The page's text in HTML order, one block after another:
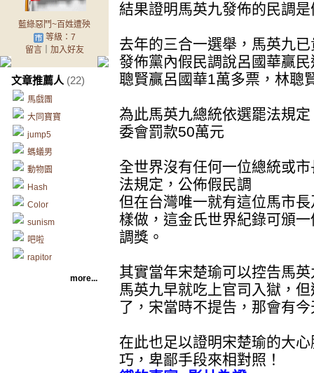
藍綠惡鬥~百姓遭殃
等級：7
留言｜ 加入好友
文章推薦人 (22)
馬戲團
大同寶寶
jump5
螞蟻男
動物園
Hash
Color
sunism
吧啦
rapitor
more...
結果證明馬英九發佈的民調是
去年的三合一選舉，馬英九
發佈黨內假民調說呂國華贏
聰賢贏呂國華1萬多票，林聰
為此馬英九總統依選罷法規
委會罰款50萬元
全世界沒有任何一位總統或
法規定，公佈假民調
但在台灣唯一就有這位馬市
樣做，這金氏世界紀錄可頒
調獎。
其實當年宋楚瑜可以控告馬
馬英九早就吃上官司入獄，
了，宋當時不提告，那會有
在此也足以證明宋楚瑜的大
巧，卑鄙手段來相對照！